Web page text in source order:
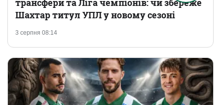
3 серпня 08:14
трансфери та Ліга чемпіонів: чи збереже
Шахтар титул УПЛ у новому сезоні